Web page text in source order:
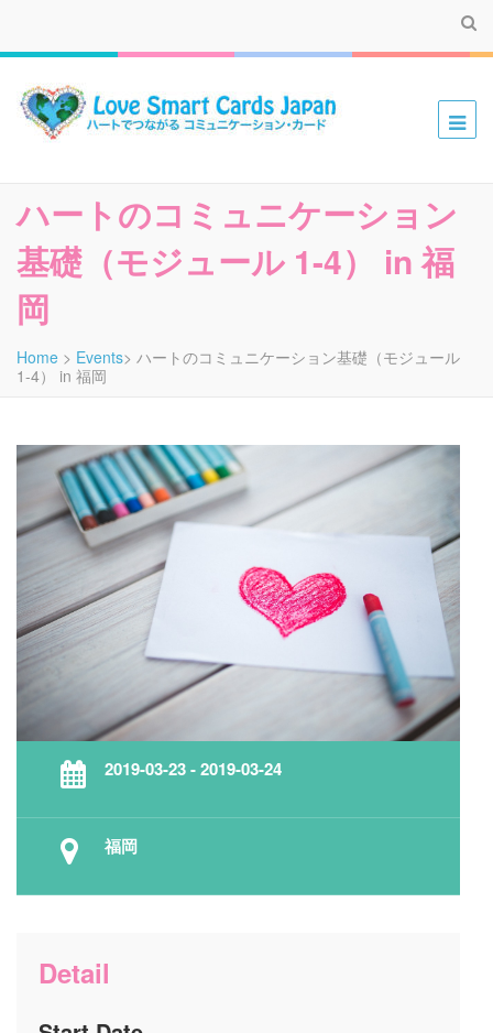
ハートのコミュニケーション
基礎（モジュール 1-4） in 福
岡
Home > Events> ハートのコミュニケーション基礎（モジュール
1-4） in 福岡
2019-03-23 - 2019-03-24
福岡
Detail